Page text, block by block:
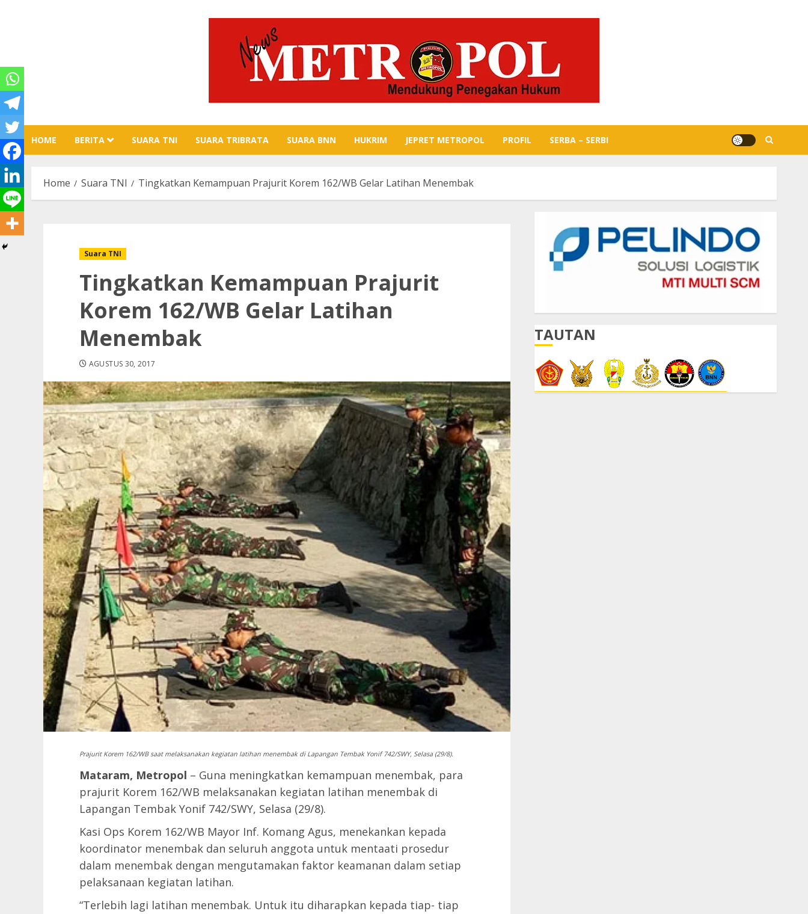
HOME BERITA SUARA TNI SUARA TRIBRATA SUARA BNN HUKRIM JEPRET METROPOL PROFIL SERBA – SERBI
Home Suara TNI Tingkatkan Kemampuan Prajurit Korem 162/WB Gelar Latihan Menembak
Suara TNI
Tingkatkan Kemampuan Prajurit
Korem 162/WB Gelar Latihan
Menembak
AGUSTUS 30, 2017
Prajurit Korem 162/WB saat melaksanakan kegiatan latihan menembak di Lapangan Tembak Yonif 742/SWY, Selasa (29/8).
Mataram, Metropol – Guna meningkatkan kemampuan menembak, para
prajurit Korem 162/WB melaksanakan kegiatan latihan menembak di
Lapangan Tembak Yonif 742/SWY, Selasa (29/8).
Kasi Ops Korem 162/WB Mayor Inf. Komang Agus, menekankan kepada
koordinator menembak dan seluruh anggota untuk mentaati prosedur
dalam menembak dengan mengutamakan faktor keamanan dalam setiap
pelaksanaan kegiatan latihan.
“Terlebih lagi latihan menembak. Untuk itu diharapkan kepada tiap- tiap
TAUTAN